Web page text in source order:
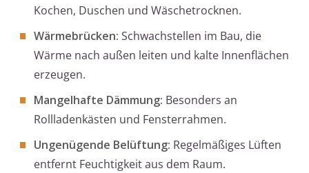
Kochen, Duschen und Wäschetrocknen.
Wärmebrücken: Schwachstellen im Bau, die
Wärme nach außen leiten und kalte Innenflächen
erzeugen.
Mangelhafte Dämmung: Besonders an
Rollladenkästen und Fensterrahmen.
Ungenügende Belüftung: Regelmäßiges Lüften
entfernt Feuchtigkeit aus dem Raum.